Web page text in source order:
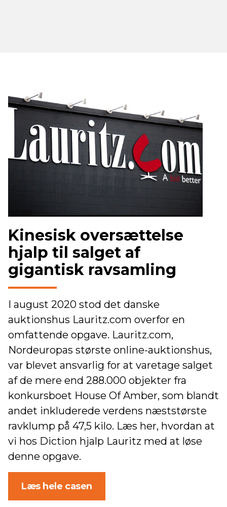
Kinesisk oversættelse
hjalp til salget af
gigantisk ravsamling
I august 2020 stod det danske
auktionshus Lauritz.com overfor en
omfattende opgave. Lauritz.com,
Nordeuropas største online-auktionshus,
var blevet ansvarlig for at varetage salget
af de mere end 288.000 objekter fra
konkursboet House Of Amber, som blandt
andet inkluderede verdens næststørste
ravklump på 47,5 kilo. Læs her, hvordan at
vi hos Diction hjalp Lauritz med at løse
denne opgave.
Læs hele casen